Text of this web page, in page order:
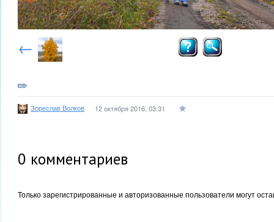
←
Зореслав Волков 12 октября 2016, 03:31
0 комментариев
Только зарегистрированные и авторизованные пользователи могут